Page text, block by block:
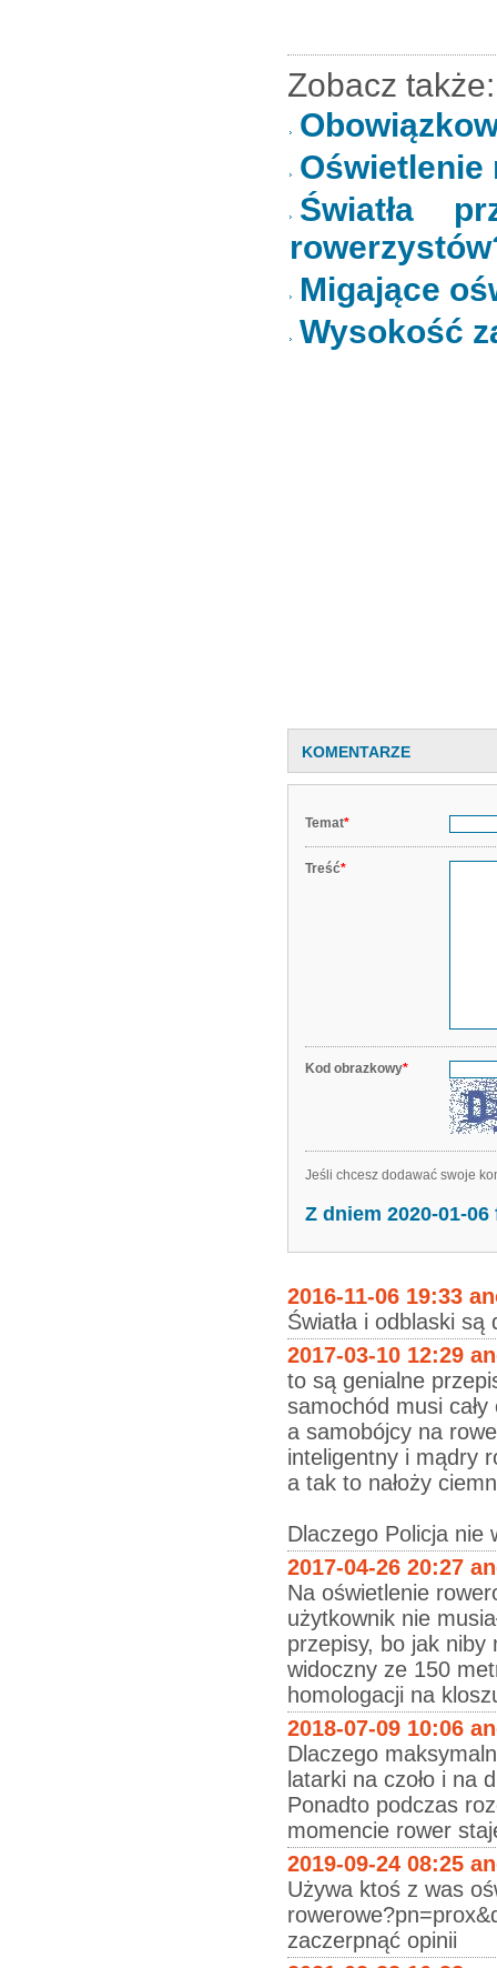
Zobacz także:
Oświetlenie
Światła
Migające
Wysokość
KOMENTARZE
Temat*
Treść*
Kod obrazkowy*
Jeśli chcesz dodawać swoje
Z dniem 2020-01-
2016-11-06 19:33
Światła i odblaski są
2017-03-10 12:29
to są genialne
samochód musi cały
a samobójcy na
inteligentny i mądry
a tak to nałoży
Dlaczego Policja nie
2017-04-26 20:27
Na oświetlenie
użytkownik nie
przepisy, bo jak
widoczny ze 150
homologacji na
2018-07-09 10:06
Dlaczego
latarki na czoło i na
Ponadto podczas
momencie rower
2019-09-24 08:25
Używa ktoś z was
zaczerpnąć opinii